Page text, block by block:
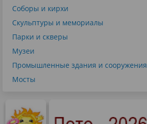
Соборы и кирхи
Скульптуры и мемориалы
Парки и скверы
Музеи
Промышленные здания и сооружения
Мосты